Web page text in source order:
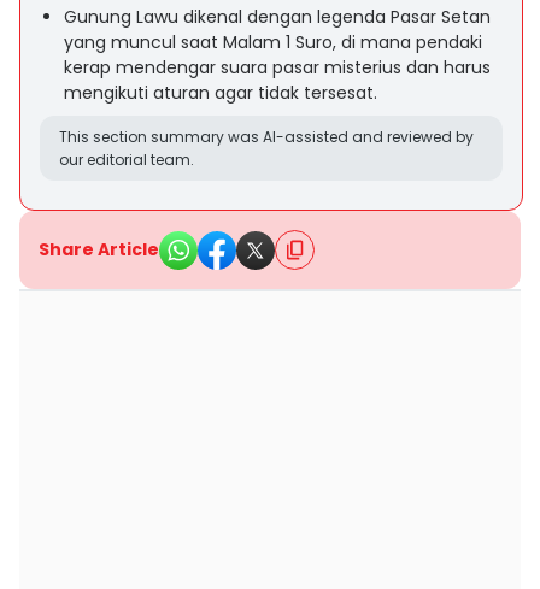
Gunung Lawu dikenal dengan legenda Pasar Setan
yang muncul saat Malam 1 Suro, di mana pendaki
kerap mendengar suara pasar misterius dan harus
mengikuti aturan agar tidak tersesat.
This section summary was AI-assisted and reviewed by
our editorial team.
Share Article